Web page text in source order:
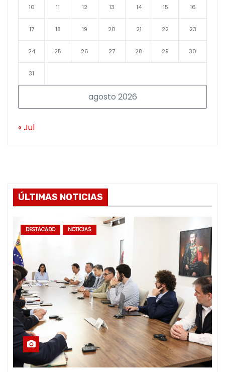
agosto 2026
10 11 12 13 14 15 16
17 18 19 20 21 22 23
24 25 26 27 28 29 30
31
« Jul
ÚLTIMAS NOTICIAS
DESTACADO NOTICIAS